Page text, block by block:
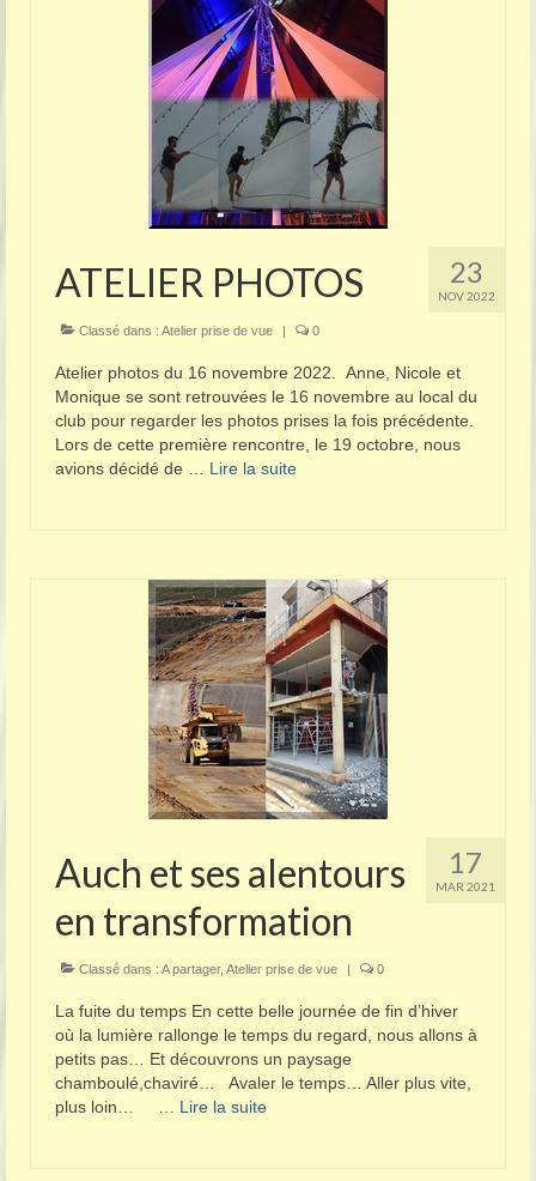
23
NOV 2022
ATELIER PHOTOS
Classé dans : Atelier prise de vue | 0
Atelier photos du 16 novembre 2022. Anne, Nicole et
Monique se sont retrouvées le 16 novembre au local du
club pour regarder les photos prises la fois précédente.
Lors de cette première rencontre, le 19 octobre, nous
avions décidé de … Lire la suite­­
17
MAR 2021
Auch et ses alentours
en transformation
Classé dans : A partager, Atelier prise de vue | 0
La fuite du temps En cette belle journée de fin d’hiver
où la lumière rallonge le temps du regard, nous allons à
petits pas… Et découvrons un paysage
chamboulé,chaviré… Avaler le temps… Aller plus vite,
plus loin… … Lire la suite­­